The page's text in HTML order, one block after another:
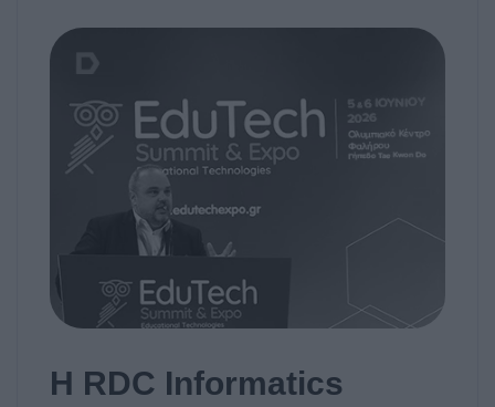
Η RDC Informatics